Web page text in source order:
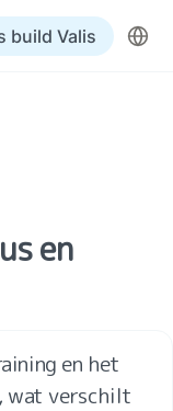
build Valis
en
en het
wat verschilt